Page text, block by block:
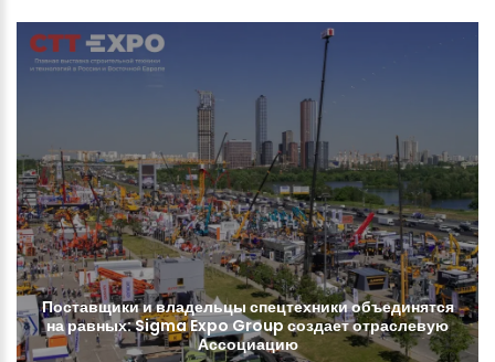
Поставщикиивладельцыспецтехникиобъединятся
наравных:SigmaExpoGroup создаетотраслевую
Ассоциацию